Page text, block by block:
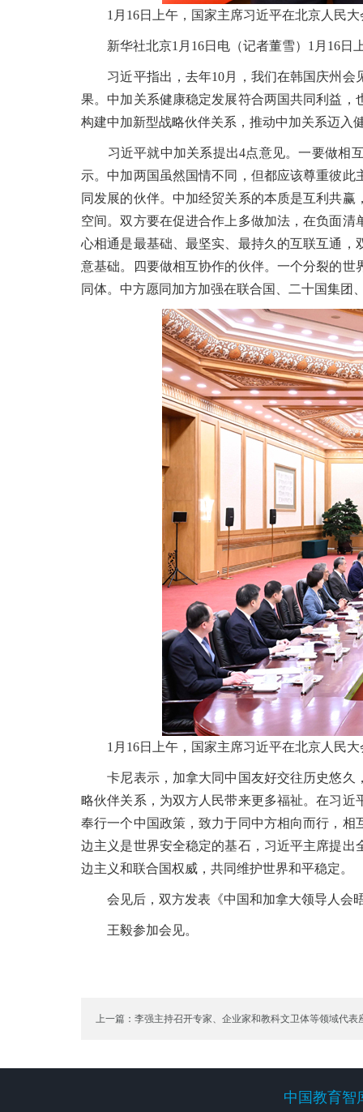
1月16日上午，国家主席习近平在北京人民大
新华社北京1月16日电（记者董雪）1月16日
习近平指出，去年10月，我们在韩国庆州会
果。中加关系健康稳定发展符合两国共同利益
构建中加新型战略伙伴关系，推动中加关系迈入
习近平就中加关系提出4点意见。一要做相互
示。中加两国虽然国情不同，但都应该尊重彼
同发展的伙伴。中加经贸关系的本质是互利共
空间。双方要在促进合作上多做加法，在负面
心相通是最基础、最坚实、最持久的互联互通
意基础。四要做相互协作的伙伴。一个分裂的
同体。中方愿同加方加强在联合国、二十国集团
1月16日上午，国家主席习近平在北京人民大
卡尼表示，加拿大同中国友好交往历史悠久
略伙伴关系，为双方人民带来更多福祉。在习
奉行一个中国政策，致力于同中方相向而行，
边主义是世界安全稳定的基石，习近平主席提
边主义和联合国权威，共同维护世界和平稳定。
会见后，双方发表《中国和加拿大领导人会
王毅参加会见。
上一篇：李强主持召开专家、企业家和教科文卫体等领域代表
中国教育智